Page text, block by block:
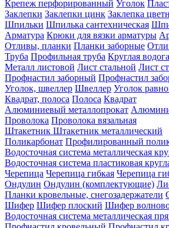
Крепеж перфорированный Уголок
Заклепки Заклепки цинк Заклепка
Шпильки Шпилька сантехническая
Арматура Крюки для вязки арматуры
Отливы, планки Планки заборные
Труба Профильная труба Круглая
Металл листовой Лист стальной Лист
Профнастил заборный Профнастил
Уголок, швеллер Швеллер Уголок
Квадрат, полоса Полоса Квадрат
Алюминиевый металлопрокат
Проволока Проволока вязальная
Штакетник Штакетник металлический
Поликарбонат Профилированный
Водосточная система металлическая
Водосточная система пластиковая
Черепица Черепица гибкая Черепица
Ондулин Ондулин (комплектующие)
Планки кровельные, снегозадержатели
Шифер Шифер плоский Шифер
Водосточная система металлическая